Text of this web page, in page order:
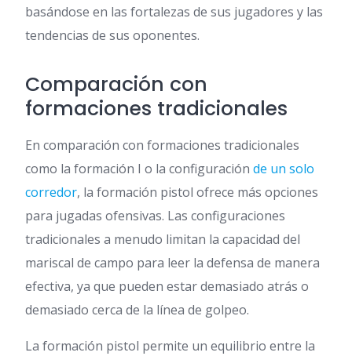
basándose en las fortalezas de sus jugadores y las
tendencias de sus oponentes.
Comparación con
formaciones tradicionales
En comparación con formaciones tradicionales
como la formación I o la configuración de un solo
corredor, la formación pistol ofrece más opciones
para jugadas ofensivas. Las configuraciones
tradicionales a menudo limitan la capacidad del
mariscal de campo para leer la defensa de manera
efectiva, ya que pueden estar demasiado atrás o
demasiado cerca de la línea de golpeo.
La formación pistol permite un equilibrio entre la